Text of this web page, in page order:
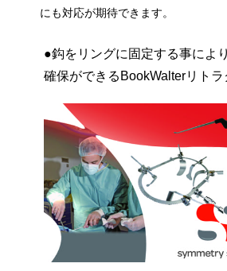
にも対応が期待できます。
●鈎をリングに固定する事によ
確保ができるBookWalterリト